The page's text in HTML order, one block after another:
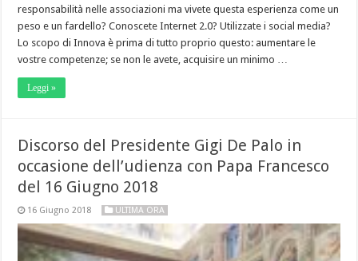
responsabilità nelle associazioni ma vivete questa esperienza come un
peso e un fardello? Conoscete Internet 2.0? Utilizzate i social media?
Lo scopo di Innova è prima di tutto proprio questo: aumentare le
vostre competenze; se non le avete, acquisire un minimo …
Leggi »
Discorso del Presidente Gigi De Palo in
occasione dell’udienza con Papa Francesco
del 16 Giugno 2018
16 Giugno 2018 ULTIMA ORA